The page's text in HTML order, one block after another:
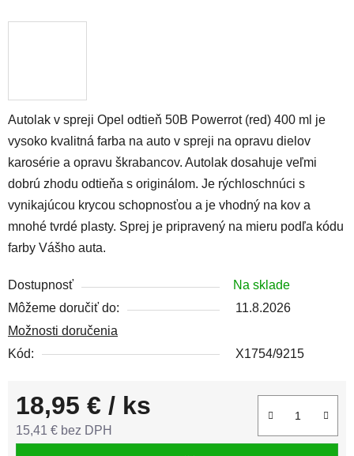
Autolak v spreji Opel odtieň 50B Powerrot (red) 400 ml je
vysoko kvalitná farba na auto v spreji na opravu dielov
karosérie a opravu škrabancov. Autolak dosahuje veľmi
dobrú zhodu odtieňa s originálom. Je rýchloschnúci s
vynikajúcou krycou schopnosťou a je vhodný na kov a
mnohé tvrdé plasty. Sprej je pripravený na mieru podľa kódu
farby Vášho auta.
Dostupnosť
Na sklade
Môžeme doručiť do:
11.8.2026
Možnosti doručenia
Kód:
X1754/9215
18,95 € / ks
15,41 € bez DPH